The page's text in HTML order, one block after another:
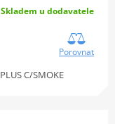
Skladem u dodavatele
Porovnat
C/SMOKE